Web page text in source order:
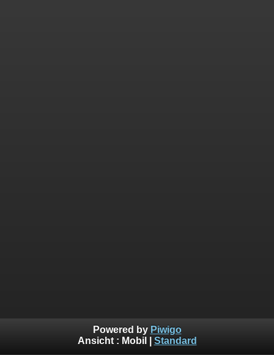
Powered by Piwigo
Ansicht : Mobil Standard